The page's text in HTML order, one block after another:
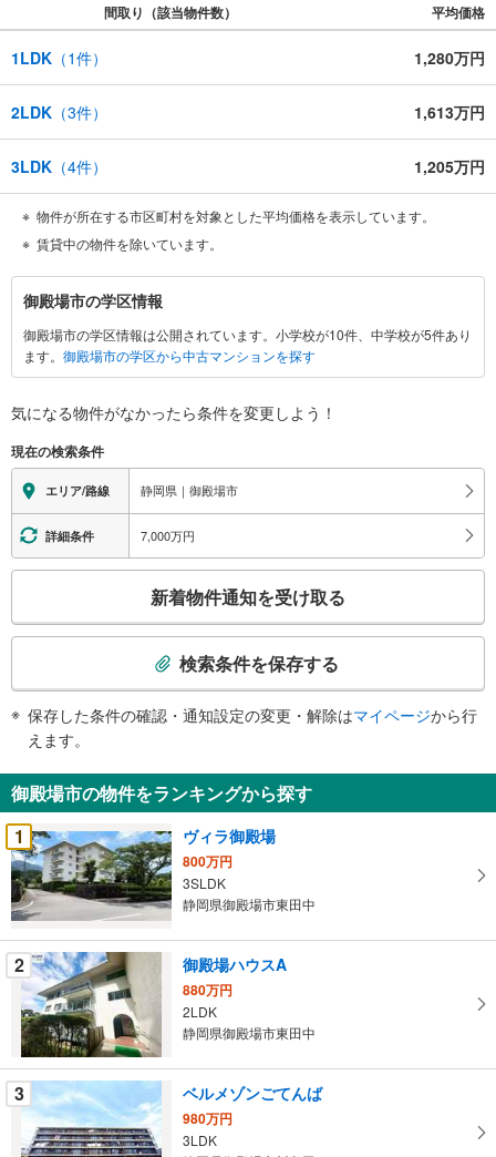
間取り（該当物件数） 平均価格
1LDK （1件） 1,280万円
2LDK （3件） 1,613万円
3LDK （4件） 1,205万円
物件が所在する市区町村を対象とした平均価格を表示しています。
賃貸中の物件を除いています。
御
殿
場
市
関
る
情
報
御殿場市の学区情報
御殿場市の学区情報は公開されています。小学校が10件、中学校が5件あり
ます。 御殿場市の学区から中古マンションを探す
気になる物件がなかったら条件を変更しよう！
現在の検索条件
エリア/路線 静岡県｜御殿場市
詳細条件 7,000万円
検
知
を
受
け
取
る
・
条
件
を
マ
イ
ペ
ー
ジ
に
新着物件通知を受け取る
検索条件を保存する
保存した条件の確認・通知設定の変更・解除はマイページから行
えます。
御殿場市の物件をランキングから探す
1
ヴィラ御殿場
800万円
3SLDK
静岡県御殿場市東田中
2 御殿場ハウスA
880万円
2LDK
静岡県御殿場市東田中
3 ベルメゾンごてんば
980万円
3LDK